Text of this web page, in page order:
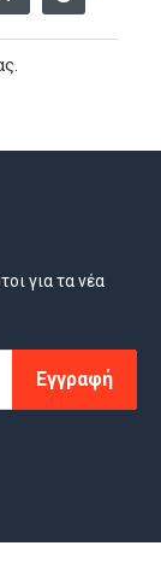
για τα νέα
Εγγραφή